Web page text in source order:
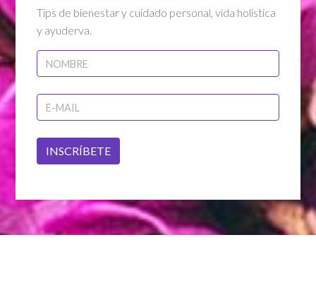
Tips de bienestar y cuidado personal, vida holística
y ayuderva.
INSCRÍBETE